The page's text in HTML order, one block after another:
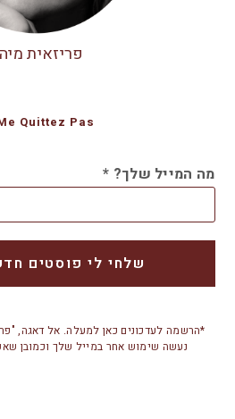
פריזאית
Quittez Pas
מה המייל שלך? *
*הרשמה לעדכונים כאן למעלה. אל דאגה,
נעשה שימוש אחר במייל שלך וכמובן